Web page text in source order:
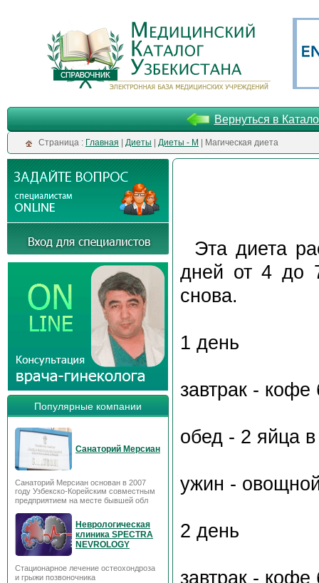
Вернуться в
Cтраница : Главная Диеты Диеты - М | Магическая диета
Популярные компании
Санаторий Мерсиан
Санаторий Мерсиан основан в 2007
году Узбекско-Корейским совместным
предприятием на месте бывшей обл
Неврологическая
клиника SPECTRA
NEVROLOGY
Стационарное лечение остеохондроза
и грыжи позвоночника
Эта диета
дней от 4 до
снова.
1 день
завтрак - кофе
обед - 2 яйца
ужин -
2 день
завтрак - кофе